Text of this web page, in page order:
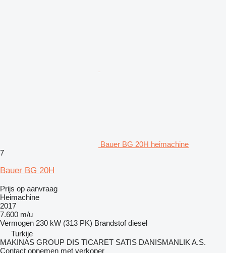
Bauer BG 20H heimachine
7
Bauer BG 20H
Prijs op aanvraag
Heimachine
2017
7.600 m/u
Vermogen 230 kW (313 PK) Brandstof diesel
Turkije
MAKINAS GROUP DIS TICARET SATIS DANISMANLIK A.S.
Contact opnemen met verkoper